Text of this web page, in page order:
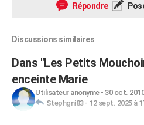
Répondre
Discussions similaires
Dans "Les Petits
enceinte Marie
Utilisateur anonyme- 30 oct.
Stephgni83- 12 sept. 2025 à